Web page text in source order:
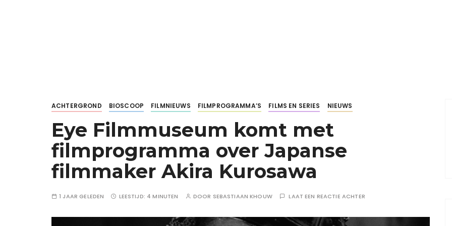
ACHTERGROND BIOSCOOP FILMNIEUWS FILMPROGRAMMA’S FILMS EN SERIES NIEUWS
Eye Filmmuseum komt met
filmprogramma over Japanse
filmmaker Akira Kurosawa
1 JAAR GELEDEN LEESTIJD: 4 MINUTEN DOOR SEBASTIAAN KHOUW LAAT EEN REACTIE ACHTER